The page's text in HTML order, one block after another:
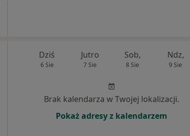
Dziś
6 Sie
Jutro
7 Sie
Sob,
8 Sie
Ndz,
9 Sie
Brak kalendarza w Twojej lokalizacji.
Pokaż adresy z kalendarzem